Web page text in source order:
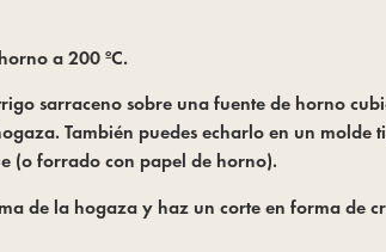
a 200 ºC.
sarraceno sobre una fuente de horno
También puedes echarlo en un
(o forrado con papel de horno).
de la hogaza y haz un corte en forma de